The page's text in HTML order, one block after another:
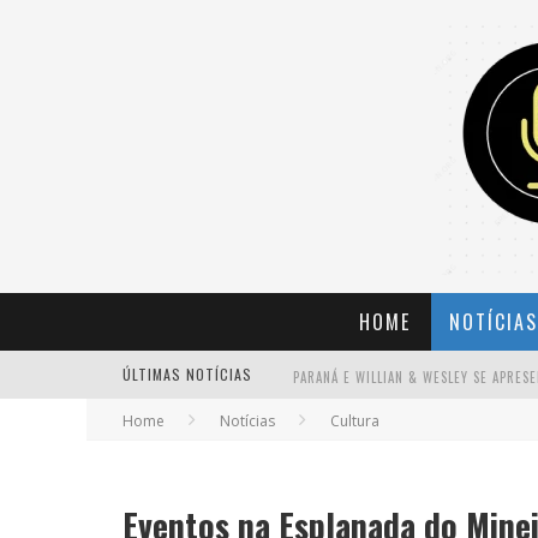
HOME NOTÍCIAS
ÚLTIMAS NOTÍCIAS
Home Notícias Cultura
Eventos na Esplanada do